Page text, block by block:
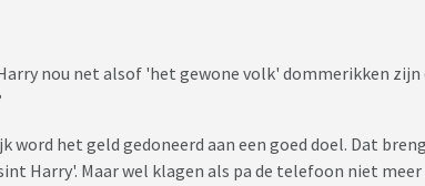
nou net alsof 'het gewone volk' dommerikken zijn
word het geld gedoneerd aan een goed doel. Dat
Harry'. Maar wel klagen als pa de telefoon niet